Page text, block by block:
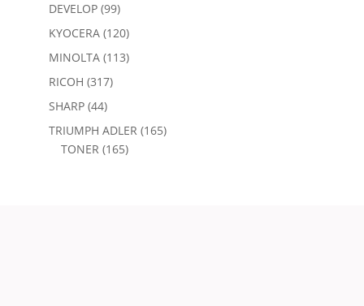
DEVELOP (99)
KYOCERA (120)
MINOLTA (113)
RICOH (317)
SHARP (44)
TRIUMPH ADLER (165)
TONER (165)